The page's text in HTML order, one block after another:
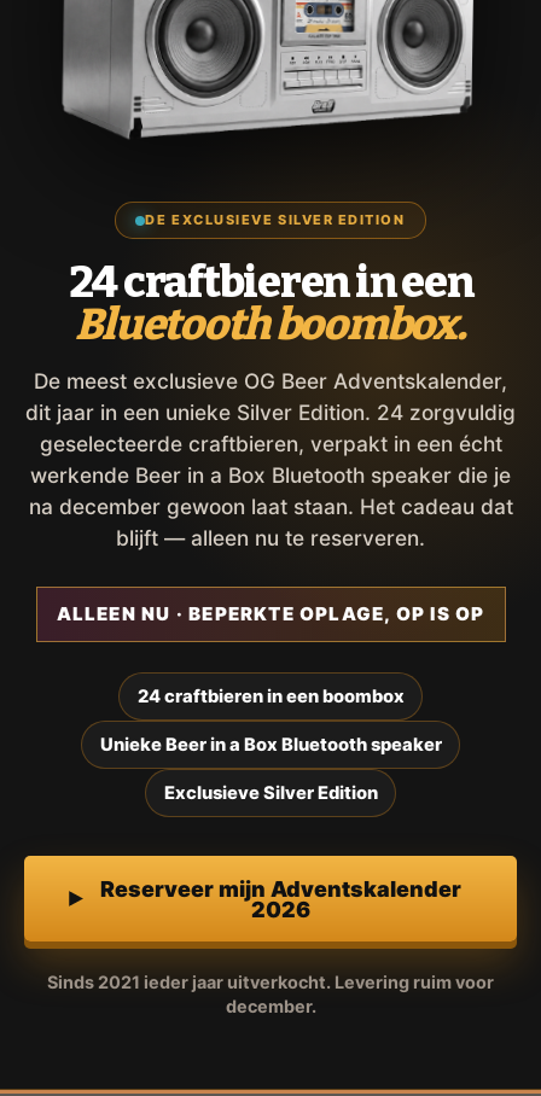
DE EXCLUSIEVE SILVER EDITION
24 craftbieren in een
Bluetooth boombox.
De meest exclusieve OG Beer Adventskalender,
dit jaar in een unieke Silver Edition. 24 zorgvuldig
geselecteerde craftbieren, verpakt in een écht
werkende Beer in a Box Bluetooth speaker die je
na december gewoon laat staan. Het cadeau dat
blijft — alleen nu te reserveren.
ALLEEN NU · BEPERKTE OPLAGE, OP IS OP
24 craftbieren in een boombox
Unieke Beer in a Box Bluetooth speaker
Exclusieve Silver Edition
Reserveer mijn Adventskalender
2026
Sinds 2021 ieder jaar uitverkocht. Levering ruim voor
december.